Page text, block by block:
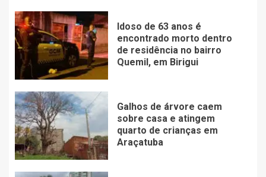
Idoso de 63 anos é
encontrado morto dentro
de residência no bairro
Quemil, em Birigui
Galhos de árvore caem
sobre casa e atingem
quarto de crianças em
Araçatuba